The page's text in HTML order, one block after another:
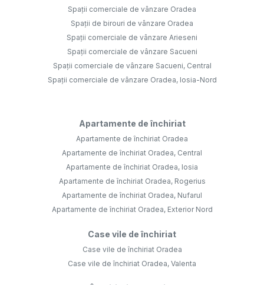
Apartamente de închiriat Oradea
Apartamente de închiriat Oradea, Central
Apartamente de închiriat Oradea, Iosia
Apartamente de închiriat Oradea, Rogerius
Apartamente de închiriat Oradea, Nufarul
Apartamente de închiriat Oradea, Exterior Nord
Case vile de închiriat Oradea
Închirieri comercial
Spații de birouri de închiriat Oradea
Spații comerciale de închiriat Oradea
Spații de birouri de închiriat Oradea, Central
Spații comerciale de închiriat Oradea, Central